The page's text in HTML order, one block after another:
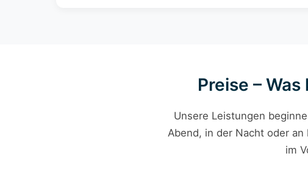
Preise –
Unsere Leistungen
Abend, in der Nacht oder
im